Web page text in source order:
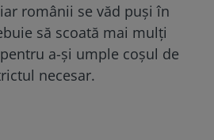
românii se văd puși în
să scoată mai mulți
a-și umple coșul de
necesar.